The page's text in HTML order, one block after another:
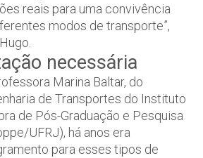
reais para uma convivência
modos de transporte”,
necessária
Marina Baltar, do
de Transportes do Instituto
de Pós-Graduação e Pesquisa
UFRJ), há anos era
para esses tipos de